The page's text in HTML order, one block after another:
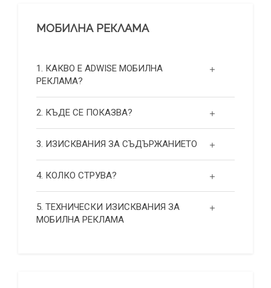
МОБИЛНА РЕКЛАМА
1. КАКВО Е ADWISE МОБИЛНА
РЕКЛАМА?
2. КЪДЕ СЕ ПОКАЗВА?
3. ИЗИСКВАНИЯ ЗА СЪДЪРЖАНИЕТО
4. КОЛКО СТРУВА?
5. ТЕХНИЧЕСКИ ИЗИСКВАНИЯ ЗА
МОБИЛНА РЕКЛАМА